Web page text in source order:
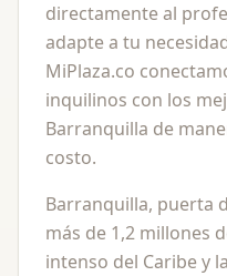
directamente al
adapte a tu
MiPlaza.co
inquilinos con los
Barranquilla de
costo.
Barranquilla, puerta
más de 1,2 millones
intenso del Caribe y